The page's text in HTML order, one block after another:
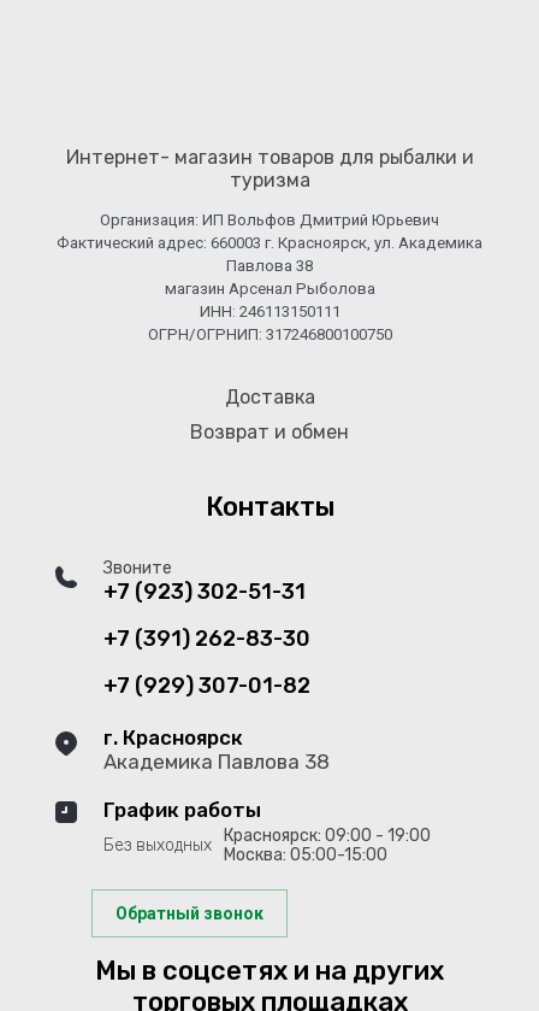
Интернет- магазин товаров для рыбалки и
туризма
Организация: ИП Вольфов Дмитрий Юрьевич
Фактический адрес: 660003 г. Красноярск, ул. Академика
Павлова 38
магазин Арсенал Рыболова
ИНН: 246113150111
ОГРН/ОГРНИП: 317246800100750
Доставка
Возврат и обмен
Контакты
Звоните
+7 (923) 302-51-31
+7 (391) 262-83-30
+7 (929) 307-01-82
г. Красноярск
Академика Павлова 38
График работы
Без выходных
Красноярск: 09:00 - 19:00
Москва: 05:00-15:00
Обратный звонок
Мы в соцсетях и на других
торговых площадках